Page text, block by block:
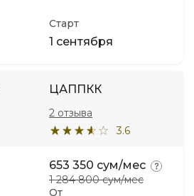
Старт
1 сентября
ЦАППКК
3.6
2 отзыва
От
653 350 сум/мес
1 284 800 сум/мес